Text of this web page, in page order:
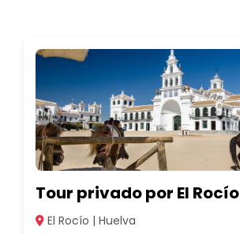
Tour privado por El Rocío
El Rocío | Huelva